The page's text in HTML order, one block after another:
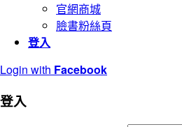
官網商城
臉書粉絲頁
登入
Login with Facebook
登入